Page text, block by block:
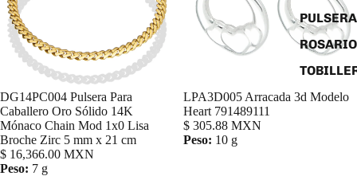
Agregar
DG14PC004 Pulsera Para
Caballero Oro Sólido 14K
Mónaco Chain Mod 1x0 Lisa
Broche Zirc 5 mm x 21 cm
$ 16,366.00 MXN
Peso: 7 g
LPA3D005 Arracada 3d Modelo
Heart 791489111
$ 305.88 MXN
Peso: 10 g